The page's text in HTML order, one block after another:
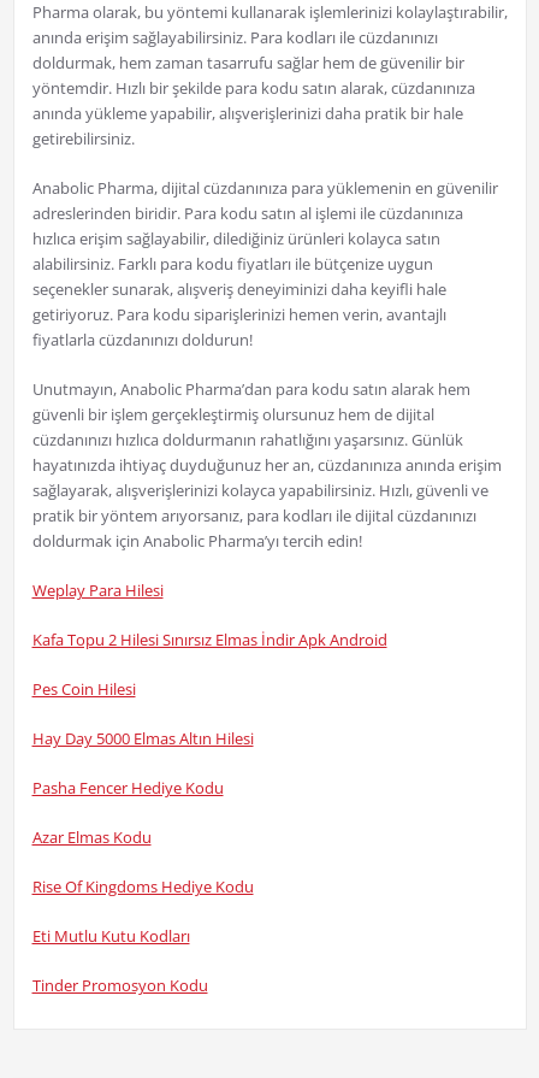
Pharma olarak, bu yöntemi kullanarak işlemlerinizi kolaylaştırabilir,
anında erişim sağlayabilirsiniz. Para kodları ile cüzdanınızı
doldurmak, hem zaman tasarrufu sağlar hem de güvenilir bir
yöntemdir. Hızlı bir şekilde para kodu satın alarak, cüzdanınıza
anında yükleme yapabilir, alışverişlerinizi daha pratik bir hale
getirebilirsiniz.
Anabolic Pharma, dijital cüzdanınıza para yüklemenin en güvenilir
adreslerinden biridir. Para kodu satın al işlemi ile cüzdanınıza
hızlıca erişim sağlayabilir, dilediğiniz ürünleri kolayca satın
alabilirsiniz. Farklı para kodu fiyatları ile bütçenize uygun
seçenekler sunarak, alışveriş deneyiminizi daha keyifli hale
getiriyoruz. Para kodu siparişlerinizi hemen verin, avantajlı
fiyatlarla cüzdanınızı doldurun!
Unutmayın, Anabolic Pharma’dan para kodu satın alarak hem
güvenli bir işlem gerçekleştirmiş olursunuz hem de dijital
cüzdanınızı hızlıca doldurmanın rahatlığını yaşarsınız. Günlük
hayatınızda ihtiyaç duyduğunuz her an, cüzdanınıza anında erişim
sağlayarak, alışverişlerinizi kolayca yapabilirsiniz. Hızlı, güvenli ve
pratik bir yöntem arıyorsanız, para kodları ile dijital cüzdanınızı
doldurmak için Anabolic Pharma’yı tercih edin!
Weplay Para Hilesi
Kafa Topu 2 Hilesi Sınırsız Elmas İndir Apk Android
Pes Coin Hilesi
Hay Day 5000 Elmas Altın Hilesi
Pasha Fencer Hediye Kodu
Azar Elmas Kodu
Rise Of Kingdoms Hediye Kodu
Eti Mutlu Kutu Kodları
Tinder Promosyon Kodu